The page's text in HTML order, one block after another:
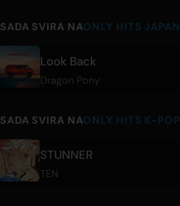
SADA SVIRA NAONLY HITS JAPAN
Look Back
Dragon Pony
SADA SVIRA NAONLY HITS K-POP
STUNNER
TEN